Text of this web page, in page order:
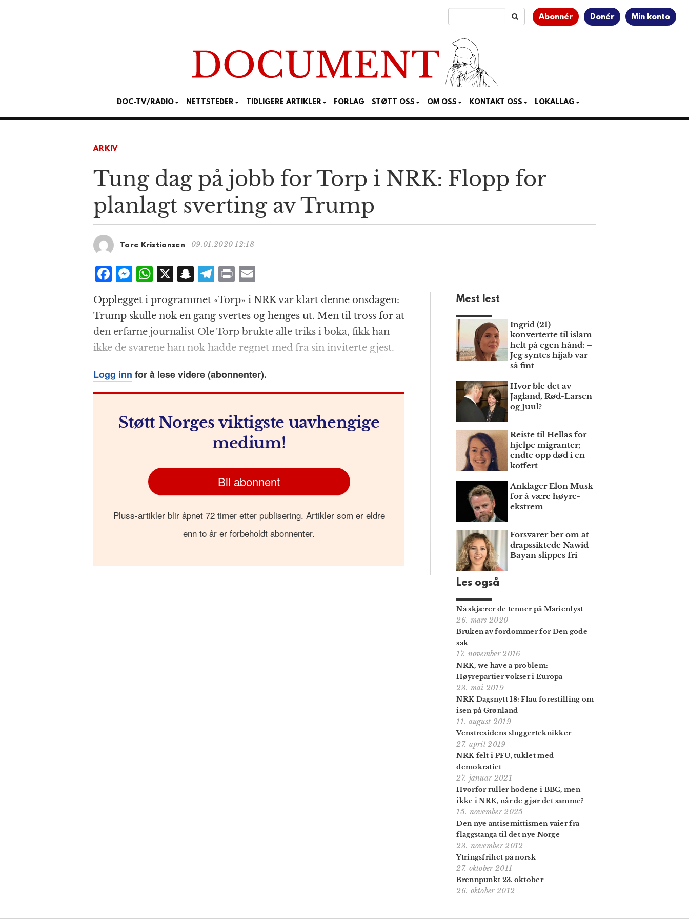
Abonnér Donér Min konto
DOC-TV/RADIO NETTSTEDER TIDLIGERE ARTIKLER FORLAG STØTT OSS OM OSS KONTAKT OSS LOKALLAG
ARKIV
Tung dag på jobb for Torp i NRK: Flopp for
planlagt sverting av Trump
Tore Kristiansen 09.01.2020 12:18
F
a
c
e
b
o
o
k
M
ss
e
n
g
e
r
W
at
s
A
p
p
X S
a
p
c
h
at
T
el
e
g
r
a
m
P
n
t
m
ai
l
Opplegget i programmet «Torp» i NRK var klart denne onsdagen:
Trump skulle nok en gang svertes og henges ut. Men til tross for at
den erfarne journalist Ole Torp brukte alle triks i boka, fikk han
ikke de svarene han nok hadde regnet med fra sin inviterte gjest.
Logg inn for å lese videre (abonnenter).
Støtt Norges viktigste uavhengige
medium!
Bli abonnent
Pluss-artikler blir åpnet 72 timer etter publisering. Artikler som er eldre
enn to år er forbeholdt abonnenter.
Mest lest
Ingrid (21)
konverterte til islam
helt på egen hånd: –
Jeg syntes hijab var
så fint
Hvor ble det av
Jagland, Rød-Larsen
og Juul?
Reiste til Hellas for
hjelpe migranter;
endte opp død i en
koffert
Anklager Elon Musk
for å være høyre­
ekstrem
Forsvarer ber om at
draps­siktede Nawid
Bayan slippes fri
Les også
Nå skjærer de tenner på Marienlyst
26. mars 2020
Bruken av fordommer for Den gode
sak
17. november 2016
NRK, we have a problem:
Høyrepartier vokser i Europa
23. mai 2019
NRK Dagsnytt 18: Flau forestilling om
isen på Grønland
11. august 2019
Venstresidens sluggerteknikker
27. april 2019
NRK felt i PFU, tuklet med
demokratiet
27. januar 2021
Hvorfor ruller hodene i BBC, men
ikke i NRK, når de gjør det samme?
15. november 2025
Den nye antisemittismen vaier fra
flaggstanga til det nye Norge
23. november 2012
Ytringsfrihet på norsk
27. oktober 2011
Brennpunkt 23. oktober
26. oktober 2012